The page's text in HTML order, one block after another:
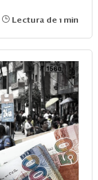
Lectura de 1 min